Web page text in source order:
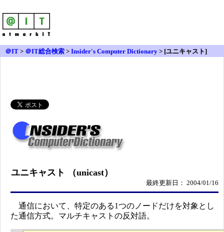
＠IT > ＠IT総合検索 > Insider's Computer Dictionary > [ユニキャスト]
ユニキャスト （unicast）
最終更新日： 2004/01/16
通信において、特定のある1つのノードだけを対象とし
た通信方式。マルチキャストの反対語。